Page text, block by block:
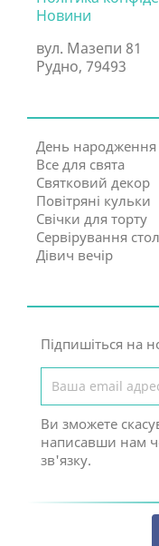
Новини
вул. Мазепи 81
Рудно, 79493
День народження
Все для свята
Святковий декор
Повітряні кульки
Свічки для торту
Сервірування
Дівич вечір
Підпишіться на
Ви зможете
написавши нам
зв'язку.